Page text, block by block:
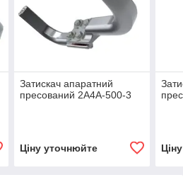
Затискач апаратний
пресований 2А4А-500-3
Ціну уточнюйте